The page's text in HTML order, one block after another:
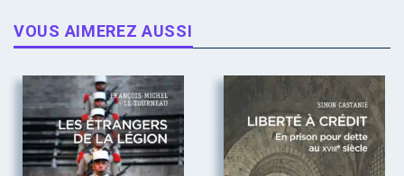
VOUS AIMEREZ AUSSI